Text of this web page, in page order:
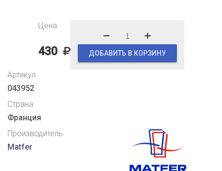
Цена
430 ДОБАВИТЬ В КОРЗИНУ
Артикул
043952
Страна
Франция
Производитель
Matfer